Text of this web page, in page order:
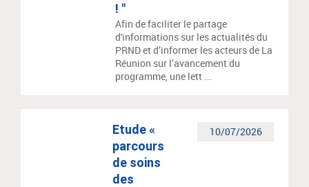
! "
Afin de faciliter le partage
d'informations sur les actualités du
PRND et d’informer les acteurs de La
Réunion sur l’avancement du
programme, une lett ...
10/07/2026
Etude «
parcours
de soins
des